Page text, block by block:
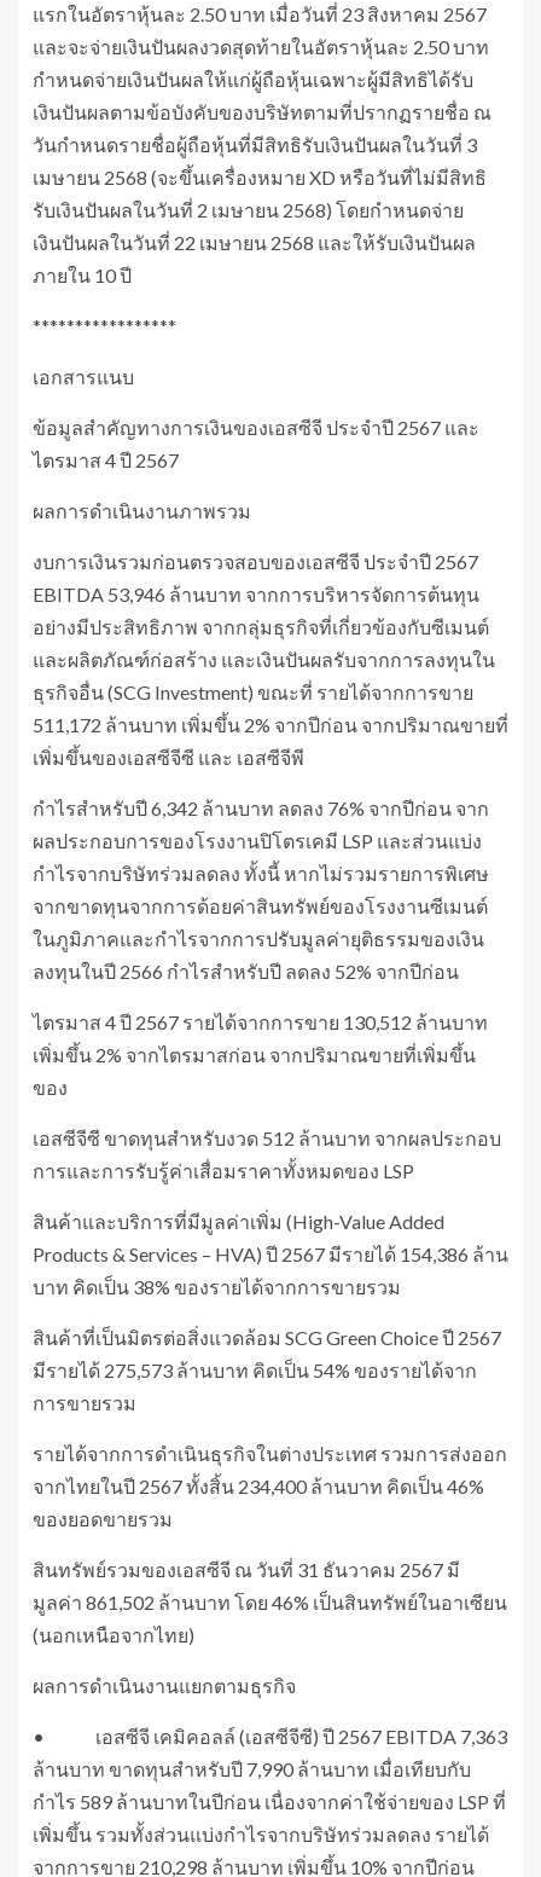
แรกในอัตราหุ้นละ 2.50 บาท เมื่อวันที่ 23 สิงหาคม 2567
และจะจ่ายเงินปันผลงวดสุดท้ายในอัตราหุ้นละ 2.50 บาท
กำหนดจ่ายเงินปันผลให้แก่ผู้ถือหุ้นเฉพาะผู้มีสิทธิได้รับ
เงินปันผลตามข้อบังคับของบริษัทตามที่ปรากฏรายชื่อ ณ
วันกำหนดรายชื่อผู้ถือหุ้นที่มีสิทธิรับเงินปันผลในวันที่ 3
เมษายน 2568 (จะขึ้นเครื่องหมาย XD หรือวันที่ไม่มีสิทธิ
รับเงินปันผลในวันที่ 2 เมษายน 2568) โดยกำหนดจ่าย
เงินปันผลในวันที่ 22 เมษายน 2568 และให้รับเงินปันผล
ภายใน 10 ปี
*****************
เอกสารแนบ
ข้อมูลสําคัญทางการเงินของเอสซีจี ประจำปี 2567 และ
ไตรมาส 4 ปี 2567
ผลการดำเนินงานภาพรวม
งบการเงินรวมก่อนตรวจสอบของเอสซีจี ประจำปี 2567
EBITDA 53,946 ล้านบาท จากการบริหารจัดการต้นทุน
อย่างมีประสิทธิภาพ จากกลุ่มธุรกิจที่เกี่ยวข้องกับซีเมนต์
และผลิตภัณฑ์ก่อสร้าง และเงินปันผลรับจากการลงทุนใน
ธุรกิจอื่น (SCG Investment) ขณะที่ รายได้จากการขาย
511,172 ล้านบาท เพิ่มขึ้น 2% จากปีก่อน จากปริมาณขายที่
เพิ่มขึ้นของเอสซีจีซี และ เอสซีจีพี
กำไรสำหรับปี 6,342 ล้านบาท ลดลง 76% จากปีก่อน จาก
ผลประกอบการของโรงงานปิโตรเคมี LSP และส่วนแบ่ง
กำไรจากบริษัทร่วมลดลง ทั้งนี้ หากไม่รวมรายการพิเศษ
จากขาดทุนจากการด้อยค่าสินทรัพย์ของโรงงานซีเมนต์
ในภูมิภาคและกำไรจากการปรับมูลค่ายุติธรรมของเงิน
ลงทุนในปี 2566 กำไรสำหรับปี ลดลง 52% จากปีก่อน
ไตรมาส 4 ปี 2567 รายได้จากการขาย 130,512 ล้านบาท
เพิ่มขึ้น 2% จากไตรมาสก่อน จากปริมาณขายที่เพิ่มขึ้น
ของ
เอสซีจีซี ขาดทุนสำหรับงวด 512 ล้านบาท จากผลประกอบ
การและการรับรู้ค่าเสื่อมราคาทั้งหมดของ LSP
สินค้าและบริการที่มีมูลค่าเพิ่ม (High-Value Added
Products & Services – HVA) ปี 2567 มีรายได้ 154,386 ล้าน
บาท คิดเป็น 38% ของรายได้จากการขายรวม
สินค้าที่เป็นมิตรต่อสิ่งแวดล้อม SCG Green Choice ปี 2567
มีรายได้ 275,573 ล้านบาท คิดเป็น 54% ของรายได้จาก
การขายรวม
รายได้จากการดำเนินธุรกิจในต่างประเทศ รวมการส่งออก
จากไทยในปี 2567 ทั้งสิ้น 234,400 ล้านบาท คิดเป็น 46%
ของยอดขายรวม
สินทรัพย์รวมของเอสซีจี ณ วันที่ 31 ธันวาคม 2567 มี
มูลค่า 861,502 ล้านบาท โดย 46% เป็นสินทรัพย์ในอาเซียน
(นอกเหนือจากไทย)
ผลการดำเนินงานแยกตามธุรกิจ
• เอสซีจี เคมิคอลล์ (เอสซีจีซี) ปี 2567 EBITDA 7,363
ล้านบาท ขาดทุนสำหรับปี 7,990 ล้านบาท เมื่อเทียบกับ
กำไร 589 ล้านบาทในปีก่อน เนื่องจากค่าใช้จ่ายของ LSP ที่
เพิ่มขึ้น รวมทั้งส่วนแบ่งกำไรจากบริษัทร่วมลดลง รายได้
จากการขาย 210,298 ล้านบาท เพิ่มขึ้น 10% จากปีก่อน